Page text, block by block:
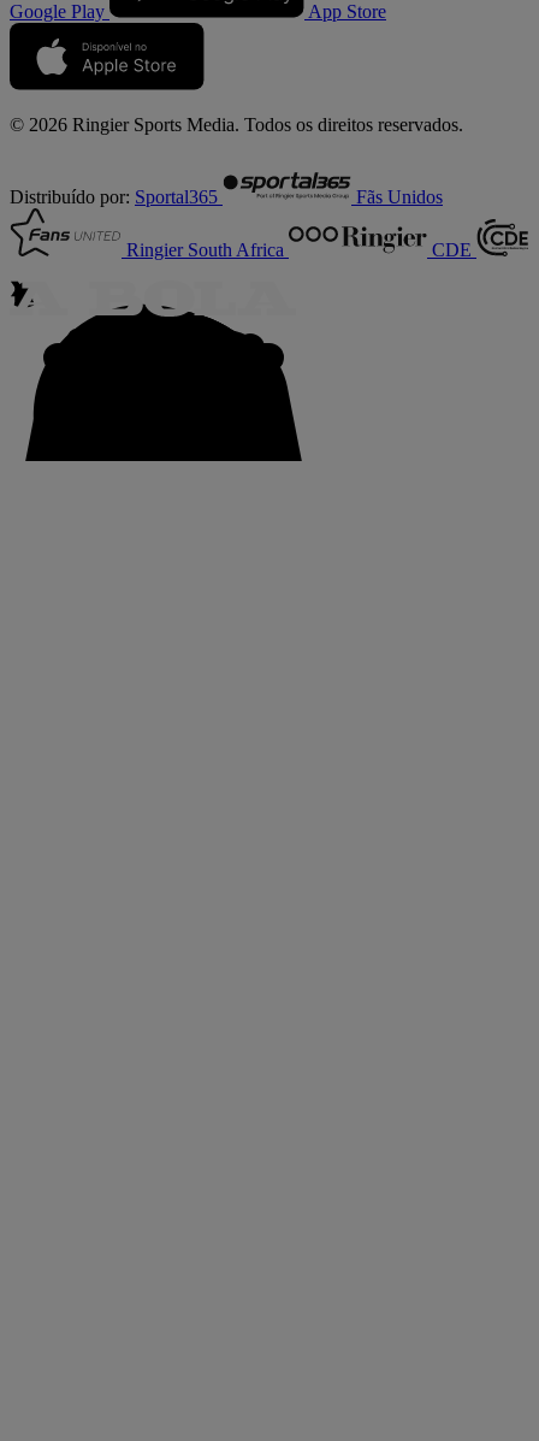
Google Play App Store
© 2026 Ringier Sports Media. Todos os direitos reservados.
Distribuído por: Sportal365 Fãs Unidos
Ringier South Africa CDE